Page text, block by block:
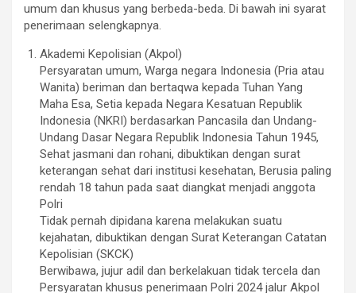
umum dan khusus yang berbeda-beda. Di bawah ini syarat
penerimaan selengkapnya.
Akademi Kepolisian (Akpol)
Persyaratan umum, Warga negara Indonesia (Pria atau
Wanita) beriman dan bertaqwa kepada Tuhan Yang
Maha Esa, Setia kepada Negara Kesatuan Republik
Indonesia (NKRI) berdasarkan Pancasila dan Undang-
Undang Dasar Negara Republik Indonesia Tahun 1945,
Sehat jasmani dan rohani, dibuktikan dengan surat
keterangan sehat dari institusi kesehatan, Berusia paling
rendah 18 tahun pada saat diangkat menjadi anggota
Polri
Tidak pernah dipidana karena melakukan suatu
kejahatan, dibuktikan dengan Surat Keterangan Catatan
Kepolisian (SKCK)
Berwibawa, jujur adil dan berkelakuan tidak tercela dan
Persyaratan khusus penerimaan Polri 2024 jalur Akpol